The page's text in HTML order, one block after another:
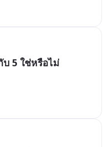
บ 5 ใช่หรือไม่